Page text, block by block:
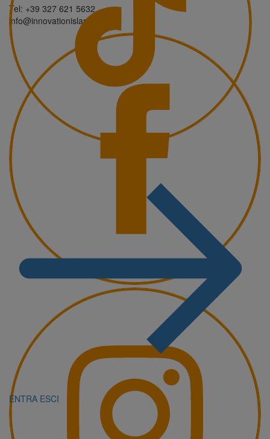
ENTRA ESCI
Tel: +39 327 621 5632
info@innovationisland.it